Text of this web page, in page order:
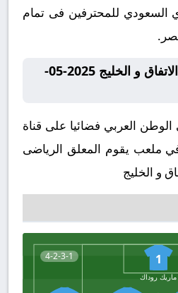
السعودي للمحترفين فى تمام
معلومات عن مباراة الاتفاق و الخليج 2025-05-
العربي فضائيا على قناة
في ملعب يقوم المعلق الرياضى
و الخليج
4-2-3-1 1
ماريك روداك